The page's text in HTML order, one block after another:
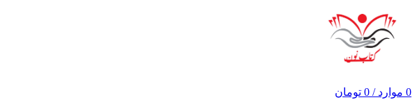
0 موارد /
0 تومان